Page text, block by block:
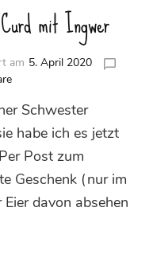
mit Ingwer
am 5. April 2020
zu
Lemon
Curd
Ingwer
Schwester
habe ich es jetzt
Post zum
Geschenk (nur im
davon absehen